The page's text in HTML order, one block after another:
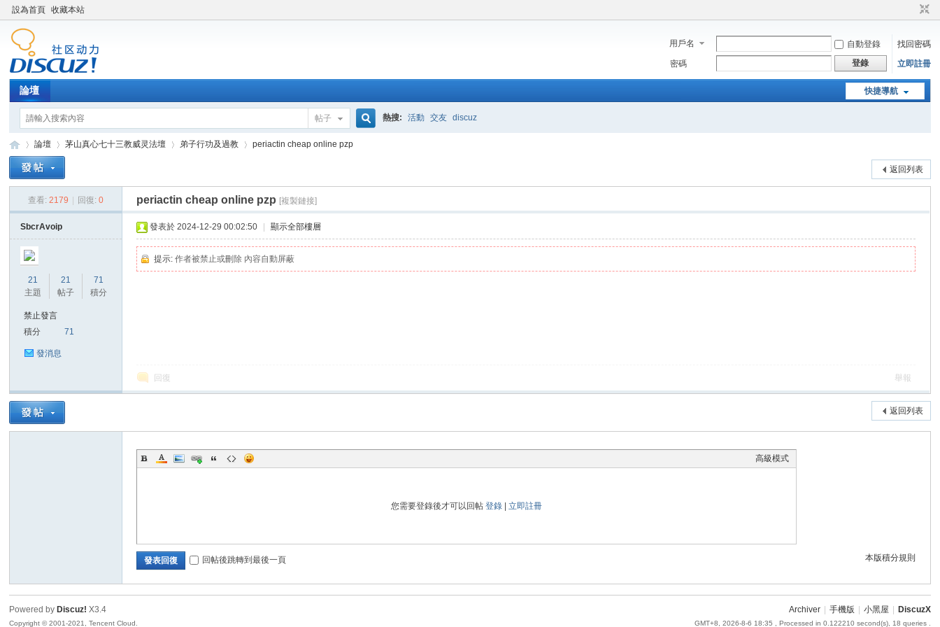
設為首頁 收藏本站
用戶名 自動登錄
找回密碼
密碼
登錄 立即註冊
快捷導航
論壇
帖子 熱搜: 活動 交友 discuz
Bo
論壇
›
茅山真心七十三教威灵法壇
›
弟子行功及過教
›
periactin cheap online pzp
返回列表
查看: 2179 回復: 0 periactin cheap online pzp [複製鏈接]
SbcrAvoip
21
主題
21
帖子
71
積分
禁止發言
積分
71
發消息
發表於 2024-12-29 00:02:50 顯示全部樓層
提示:作者被禁止或刪除 內容自動屏蔽
回復 舉報
返回列表
高級模式
您需要登錄後才可以回帖登錄 |立即註冊
本版積分規則
發表回復 回帖後跳轉到最後一頁
Archiver 手機版 小黑屋 DiscuzX
GMT+8, 2026-8-6 18:35 , Processed in 0.122210 second(s), 18 queries .
Powered by Discuz! X3.4
Copyright © 2001-2021, Tencent Cloud.